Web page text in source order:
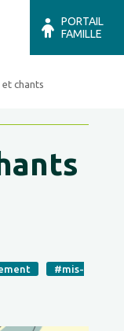
PORTAIL
FAMILLE
et chants
#mis-